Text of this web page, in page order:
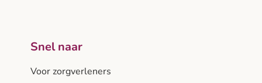
Snel naar
Voor zorgverleners